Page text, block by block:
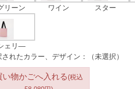
リーン ワイン スター
ェリ―
されたカラー、デザイン：（未選択）
い物かごへ入れる(税込